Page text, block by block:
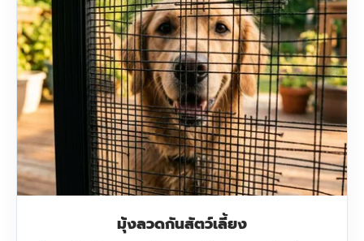
มุ้งลวดกันสัตว์เลี้ยง